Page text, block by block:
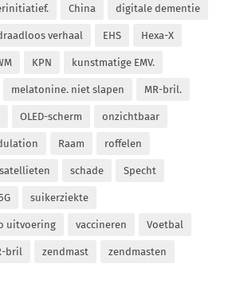
China digitale dementie
verhaal EHS Hexa-X
KPN kunstmatige EMV.
melatonine. niet slapen MR-bril.
OLED-scherm onzichtbaar
Raam roffelen
satellieten schade Specht
suikerziekte
uitvoering vaccineren Voetbal
bril zendmast zendmasten